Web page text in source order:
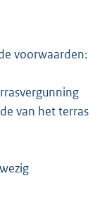
voorwaarden:
van het terras